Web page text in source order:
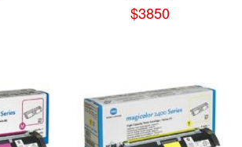
$3850